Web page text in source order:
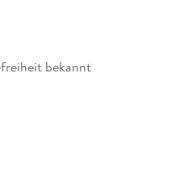
bekannt